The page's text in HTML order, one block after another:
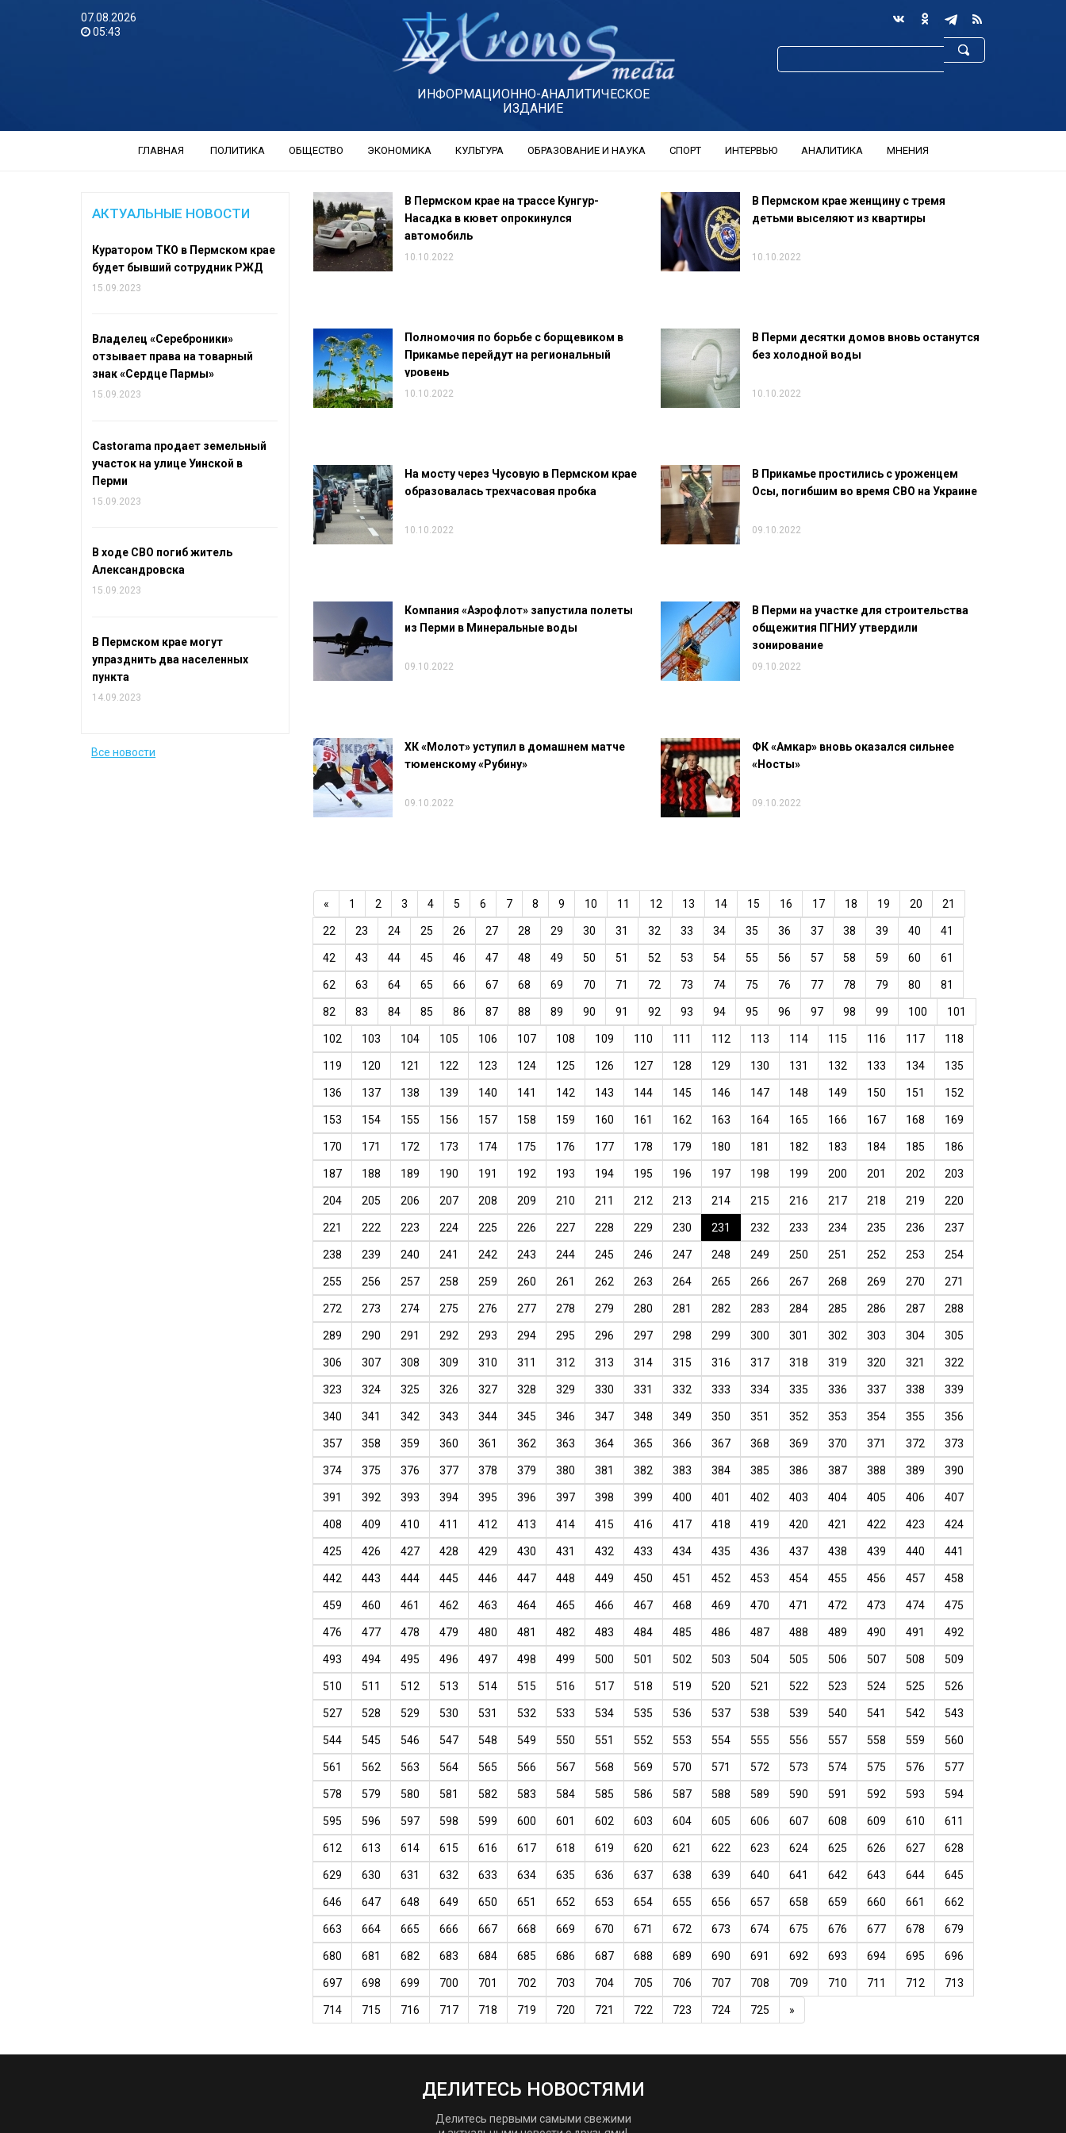
07.08.2026
05:43
ИНФОРМАЦИОННО-АНАЛИТИЧЕСКОЕ
ИЗДАНИЕ
ГЛАВНАЯ ПОЛИТИКА ОБЩЕСТВО ЭКОНОМИКА КУЛЬТУРА ОБРАЗОВАНИЕ И НАУКА СПОРТ ИНТЕРВЬЮ АНАЛИТИКА МНЕНИЯ
АКТУАЛЬНЫЕ НОВОСТИ
Куратором ТКО в Пермском крае
будет бывший сотрудник РЖД
15.09.2023
Владелец «Сереброники»
отзывает права на товарный
знак «Сердце Пармы»
15.09.2023
Castorama продает земельный
участок на улице Уинской в
Перми
15.09.2023
В ходе СВО погиб житель
Александровска
15.09.2023
В Пермском крае могут
упразднить два населенных
пункта
14.09.2023
Все новости
В Пермском крае на трассе Кунгур-
Насадка в кювет опрокинулся
автомобиль
10.10.2022
В Пермском крае женщину с тремя
детьми выселяют из квартиры
10.10.2022
Полномочия по борьбе с борщевиком в
Прикамье перейдут на региональный
уровень
10.10.2022
В Перми десятки домов вновь останутся
без холодной воды
10.10.2022
На мосту через Чусовую в Пермском крае
образовалась трехчасовая пробка
10.10.2022
В Прикамье простились с уроженцем
Осы, погибшим во время СВО на Украине
09.10.2022
Компания «Аэрофлот» запустила полеты
из Перми в Минеральные воды
09.10.2022
В Перми на участке для строительства
общежития ПГНИУ утвердили
зонирование
09.10.2022
ХК «Молот» уступил в домашнем матче
тюменскому «Рубину»
09.10.2022
ФК «Амкар» вновь оказался сильнее
«Носты»
09.10.2022
« 1 2 3 4 5 6 7 8 9 10 11 12 13 14 15 16 17 18 19 20 21
22 23 24 25 26 27 28 29 30 31 32 33 34 35 36 37 38 39 40 41
42 43 44 45 46 47 48 49 50 51 52 53 54 55 56 57 58 59 60 61
62 63 64 65 66 67 68 69 70 71 72 73 74 75 76 77 78 79 80 81
82 83 84 85 86 87 88 89 90 91 92 93 94 95 96 97 98 99 100 101
102 103 104 105 106 107 108 109 110 111 112 113 114 115 116 117 118
119 120 121 122 123 124 125 126 127 128 129 130 131 132 133 134 135
136 137 138 139 140 141 142 143 144 145 146 147 148 149 150 151 152
153 154 155 156 157 158 159 160 161 162 163 164 165 166 167 168 169
170 171 172 173 174 175 176 177 178 179 180 181 182 183 184 185 186
187 188 189 190 191 192 193 194 195 196 197 198 199 200 201 202 203
204 205 206 207 208 209 210 211 212 213 214 215 216 217 218 219 220
221 222 223 224 225 226 227 228 229 230 231 232 233 234 235 236 237
238 239 240 241 242 243 244 245 246 247 248 249 250 251 252 253 254
255 256 257 258 259 260 261 262 263 264 265 266 267 268 269 270 271
272 273 274 275 276 277 278 279 280 281 282 283 284 285 286 287 288
289 290 291 292 293 294 295 296 297 298 299 300 301 302 303 304 305
306 307 308 309 310 311 312 313 314 315 316 317 318 319 320 321 322
323 324 325 326 327 328 329 330 331 332 333 334 335 336 337 338 339
340 341 342 343 344 345 346 347 348 349 350 351 352 353 354 355 356
357 358 359 360 361 362 363 364 365 366 367 368 369 370 371 372 373
374 375 376 377 378 379 380 381 382 383 384 385 386 387 388 389 390
391 392 393 394 395 396 397 398 399 400 401 402 403 404 405 406 407
408 409 410 411 412 413 414 415 416 417 418 419 420 421 422 423 424
425 426 427 428 429 430 431 432 433 434 435 436 437 438 439 440 441
442 443 444 445 446 447 448 449 450 451 452 453 454 455 456 457 458
459 460 461 462 463 464 465 466 467 468 469 470 471 472 473 474 475
476 477 478 479 480 481 482 483 484 485 486 487 488 489 490 491 492
493 494 495 496 497 498 499 500 501 502 503 504 505 506 507 508 509
510 511 512 513 514 515 516 517 518 519 520 521 522 523 524 525 526
527 528 529 530 531 532 533 534 535 536 537 538 539 540 541 542 543
544 545 546 547 548 549 550 551 552 553 554 555 556 557 558 559 560
561 562 563 564 565 566 567 568 569 570 571 572 573 574 575 576 577
578 579 580 581 582 583 584 585 586 587 588 589 590 591 592 593 594
595 596 597 598 599 600 601 602 603 604 605 606 607 608 609 610 611
612 613 614 615 616 617 618 619 620 621 622 623 624 625 626 627 628
629 630 631 632 633 634 635 636 637 638 639 640 641 642 643 644 645
646 647 648 649 650 651 652 653 654 655 656 657 658 659 660 661 662
663 664 665 666 667 668 669 670 671 672 673 674 675 676 677 678 679
680 681 682 683 684 685 686 687 688 689 690 691 692 693 694 695 696
697 698 699 700 701 702 703 704 705 706 707 708 709 710 711 712 713
714 715 716 717 718 719 720 721 722 723 724 725 »
ДЕЛИТЕСЬ НОВОСТЯМИ
Делитесь первыми самыми свежими